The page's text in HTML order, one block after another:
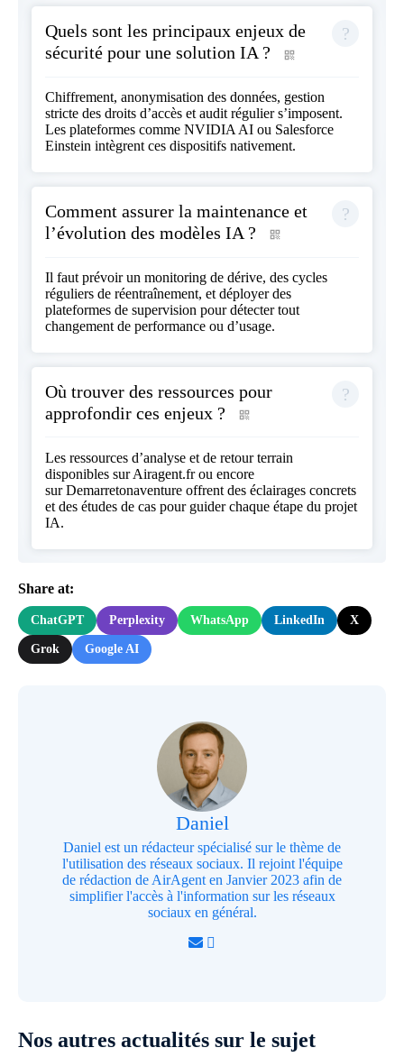
Quels sont les principaux enjeux de
sécurité pour une solution IA ?
Chiffrement, anonymisation des données, gestion
stricte des droits d’accès et audit régulier s’imposent.
Les plateformes comme NVIDIA AI ou Salesforce
Einstein intègrent ces dispositifs nativement.
Comment assurer la maintenance et
l’évolution des modèles IA ?
Il faut prévoir un monitoring de dérive, des cycles
réguliers de réentraînement, et déployer des
plateformes de supervision pour détecter tout
changement de performance ou d’usage.
Où trouver des ressources pour
approfondir ces enjeux ?
Les ressources d’analyse et de retour terrain
disponibles surAiragent.frou encore
surDemarretonaventure offrent des éclairages concrets
et des études de cas pour guider chaque étape du projet
IA.
Share at:
ChatGPT Perplexity WhatsApp LinkedIn X
Grok Google AI
Daniel
Daniel est un rédacteur spécialisé sur le thème de
l'utilisation des réseaux sociaux. Il rejoint l'équipe
de rédaction de AirAgent en Janvier 2023 afin de
simplifier l'accès à l'information sur les réseaux
sociaux en général.
Nos autres actualités sur le sujet